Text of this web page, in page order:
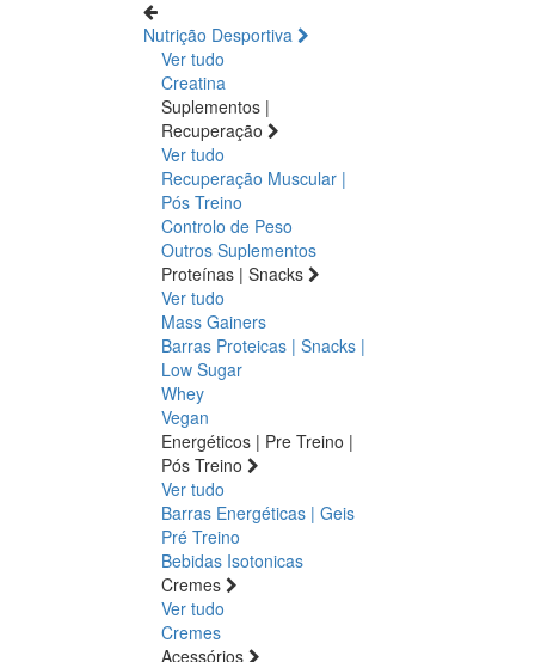
Nutrição Desportiva
Ver tudo
Creatina
Suplementos |
Recuperação
Ver tudo
Recuperação Muscular |
Pós Treino
Controlo de Peso
Outros Suplementos
Proteínas | Snacks
Ver tudo
Mass Gainers
Barras Proteicas | Snacks |
Low Sugar
Whey
Vegan
Energéticos | Pre Treino |
Pós Treino
Ver tudo
Barras Energéticas | Geis
Pré Treino
Bebidas Isotonicas
Cremes
Ver tudo
Cremes
Acessórios